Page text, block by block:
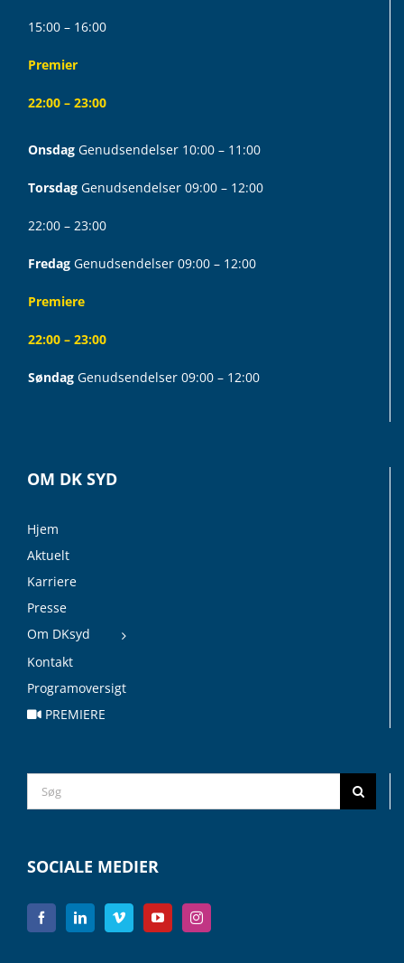
15:00 – 16:00
Premier
22:00 – 23:00
Onsdag Genudsendelser 10:00 – 11:00
Torsdag Genudsendelser 09:00 – 12:00
22:00 – 23:00
Fredag Genudsendelser 09:00 – 12:00
Premiere
22:00 – 23:00
Søndag Genudsendelser 09:00 – 12:00
OM DK SYD
Hjem
Aktuelt
Karriere
Presse
Om DKsyd
Kontakt
Programoversigt
PREMIERE
Search
for:
SOCIALE MEDIER